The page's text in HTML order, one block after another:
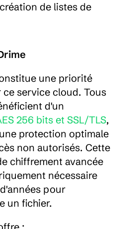
de listes de
une priorité
service cloud. Tous
256 bits et SSL/TLS,
protection optimale
non autorisés. Cette
chiffrement avancée
nécessaire
pour
un fichier.